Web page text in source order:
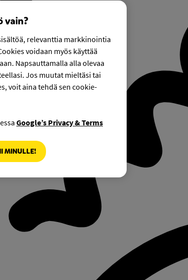
vain?
relevanttia markkinointia
voidaan myös käyttää
Napsauttamalla alla olevaa
Jos muutat mieltäsi tai
voit aina tehdä sen cookie-
Google’s Privacy & Terms
MINULLE!